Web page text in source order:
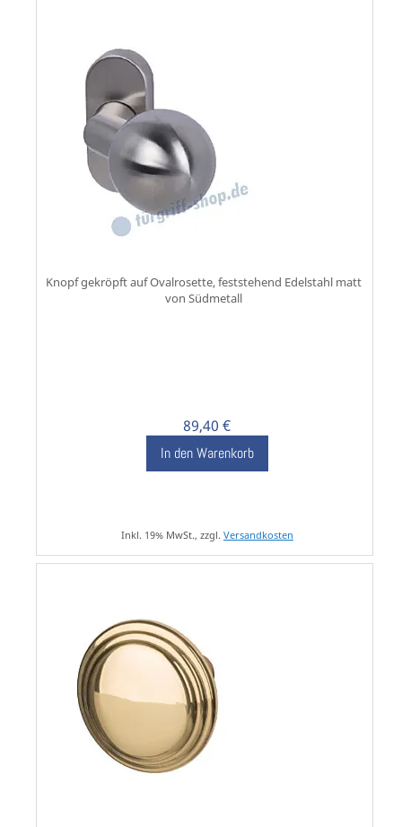
Knopf gekröpft auf Ovalrosette, feststehend Edelstahl matt
von Südmetall
89,40 €
In den Warenkorb
Inkl. 19% MwSt., zzgl. Versandkosten